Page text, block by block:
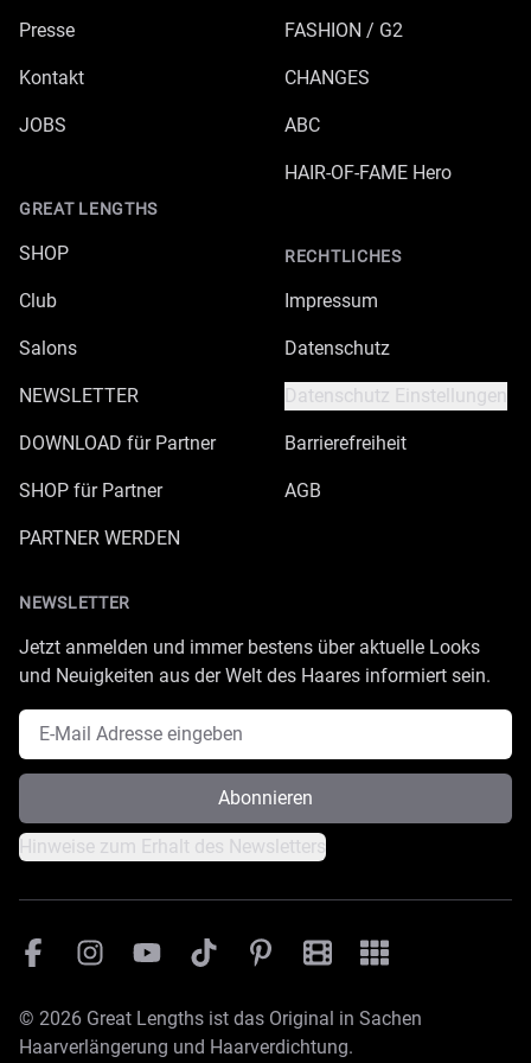
Presse
Kontakt
JOBS
GREAT LENGTHS
SHOP
Club
Salons
NEWSLETTER
DOWNLOAD für Partner
SHOP für Partner
PARTNER WERDEN
FASHION / G2
CHANGES
ABC
HAIR-OF-FAME Hero
RECHTLICHES
Impressum
Datenschutz
Datenschutz Einstellungen
Barrierefreiheit
AGB
NEWSLETTER
Jetzt anmelden und immer bestens über aktuelle Looks
und Neuigkeiten aus der Welt des Haares informiert sein.
E-Mail Adresse
Abonnieren
Hinweise zum Erhalt des Newsletters
FacebookInstagramYouTubeTikTok PinterestGreat Lengths
Great Lengths -
© 2026 Great Lengths ist das Original in Sachen
Haarverlängerung und Haarverdichtung.